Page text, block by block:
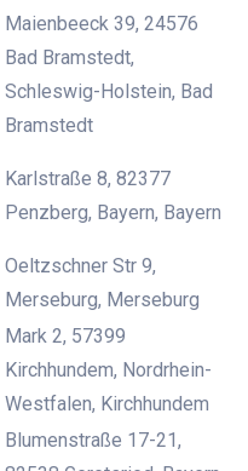
Maienbeeck 39, 24576
Bad Bramstedt,
Schleswig-Holstein, Bad
Bramstedt
Karlstraße 8, 82377
Penzberg, Bayern, Bayern
Oeltzschner Str 9,
Merseburg, Merseburg
Mark 2, 57399
Kirchhundem, Nordrhein-
Westfalen, Kirchhundem
Blumenstraße 17-21,